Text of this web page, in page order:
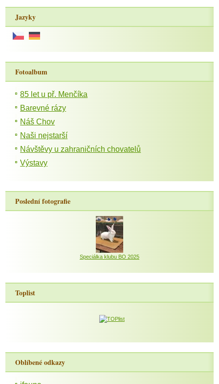
Jazyky
Fotoalbum
85 let u př. Menčíka
Barevné rázy
Náš Chov
Naši nejstarší
Návštěvy u zahraničních chovatelů
Výstavy
Poslední fotografie
Speciálka klubu BO 2025
Toplist
Oblíbené odkazy